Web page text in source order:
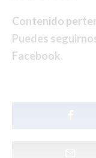
Contenido
Puedes
Facebook.